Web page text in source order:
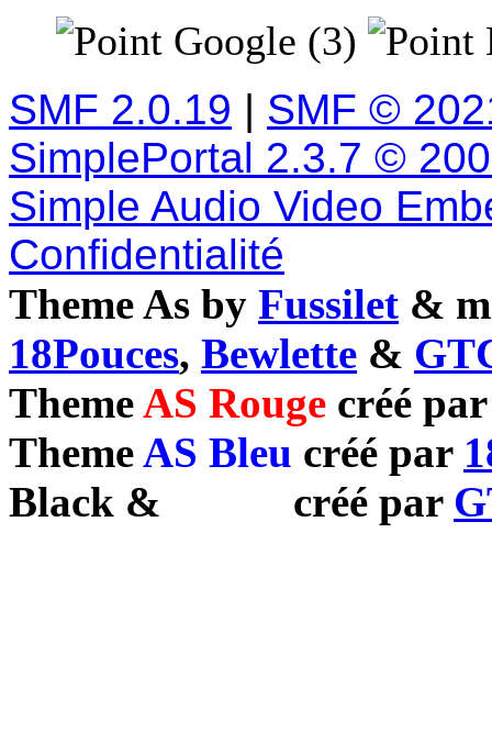
Google (3)
SMF 2.0.19 | SMF ©
SimplePortal 2.3.7 ©
Simple Audio Video
Confidentialité
Theme As by Fussilet &
18Pouces, Bewlette &
ThemeAS Rouge créé
ThemeAS Bleu créé par
Black & créé par